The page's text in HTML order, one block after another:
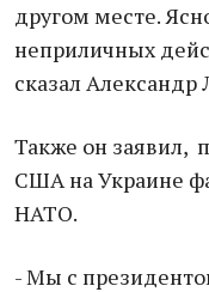
другом месте.
неприличных
сказал Александр
Также он заявил,
США на Украине
НАТО.
- Мы с